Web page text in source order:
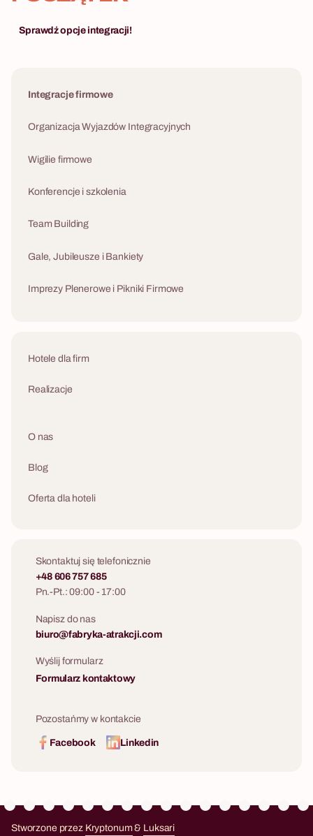
psychologię i wspólną zabawę.
Sprawdź opcje integracji!
Integracje firmowe
Organizacja Wyjazdów Integracyjnych
Wigilie firmowe
Konferencje i szkolenia
Team Building
Gale, Jubileusze i Bankiety
Imprezy Plenerowe i Pikniki Firmowe
Hotele dla firm
Realizacje
O nas
Blog
Oferta dla hoteli
Skontaktuj się telefonicznie
+48 606 757 685
Pn.-Pt.: 09:00 - 17:00
Napisz do nas
biuro@fabryka-atrakcji.com
Wyślij formularz
Formularz kontaktowy
Pozostańmy w kontakcie
Facebook Linkedin
Stworzone przez Kryptonum& Luksari